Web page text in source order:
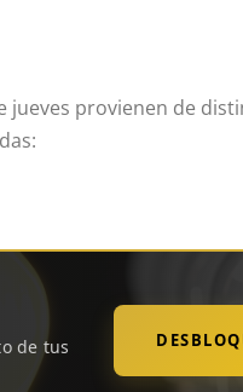
jueves provienen de
de tus